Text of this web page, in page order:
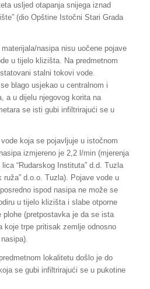
usljed otapanja snijega iznad
(dio Opštine Istočni Stari Grada
nasipa nisu uočene pojave
u tijelo klizišta. Na predmetnom
stalni tokovi vode.
blago usjekao u centralnom i
a u dijelu njegovog korita na
se isti gubi infiltrirajući se u
koja se pojavljuje u istočnom
izmjereno je 2,2 l/min (mjerenja
“Rudarskog Instituta” d.d. Tuzla
ruža” d.o.o. Tuzla). Pojave vode u
ispod nasipa ne može se
u tijelo klizišta i slabe otporne
(pretpostavka je da se ista
koje trpe pritisak zemlje odnosno
lokalitetu došlo je do
se gubi infiltrirajući se u pukotine